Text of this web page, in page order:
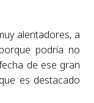
alentadores, a
podría no
de ese gran
es destacado